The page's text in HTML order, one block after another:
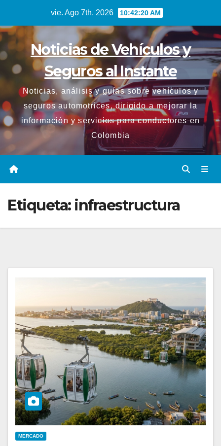
contenido
vie. Ago 7th, 2026 10:42:21 AM
Noticias de Vehículos y
Seguros al Instante
Noticias, análisis y guías sobre vehículos y
seguros automotrices, dirigido a mejorar la
información y servicios para conductores en
Colombia
Etiqueta: infraestructura
MERCADO